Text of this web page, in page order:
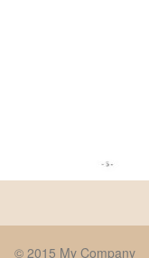
© 2015 My Company